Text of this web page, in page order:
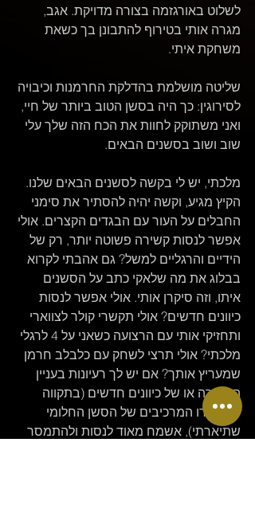
לשלוט באורגזמה בצורה מדויקת. אגב,
מגרה אותי בטירוף להתבונן בך כשאת
משחקת איתי.
שליטה מושלמת בהדלקת החרמנות וכיבויה
לסירוגין: כך היה בסשן הטוב ביותר של חיי,
ואני משתוקק לחוות את הכח הזה שלך עלי
שוב ושוב בסשנים הבאים.
מלכתי, יש לי בקשה לסשנים הבאים שלנו.
הקיץ מגיע, וקשה יהיה להסתיר את סימני
החבלים על העור עם הבגדים הקצרים. אולי
אפשר לנסות קשירה פשוטה יותר, רק של
הידיים והרגליים למשל? גם אהבתי לקרוא
בבלוג את מה שלאקי כתב על הסשנים
איתו, וזה סיקרן אותי. אולי אפשר לנסות
כיוונים חדשים? אולי תקשרי קולר לצווארי
ותחזיקי אותי עם הרצועה כשאני על 4 לרגלי
מלכתי? אולי תרצי לשחק עם כלבלב חרמן
שמעריץ אותך? אם יש לך רעיונות בעניין
הקשירה או של כיוונים חדשים (בתקווה
שיישמרו המרכיבים של הסשן החלומי
שתיארתי), אשמח מאוד לנסות ולהתמסר